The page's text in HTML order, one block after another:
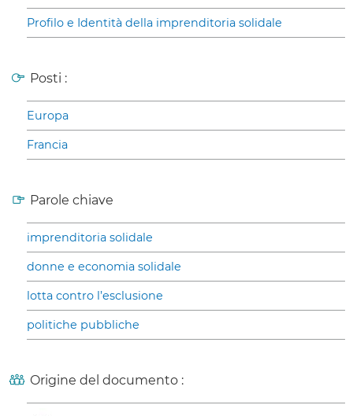
Profilo e Identità della imprenditoria solidale
Posti :
Europa
Francia
Parole chiave
imprenditoria solidale
donne e economia solidale
lotta contro l’esclusione
politiche pubbliche
Origine del documento :